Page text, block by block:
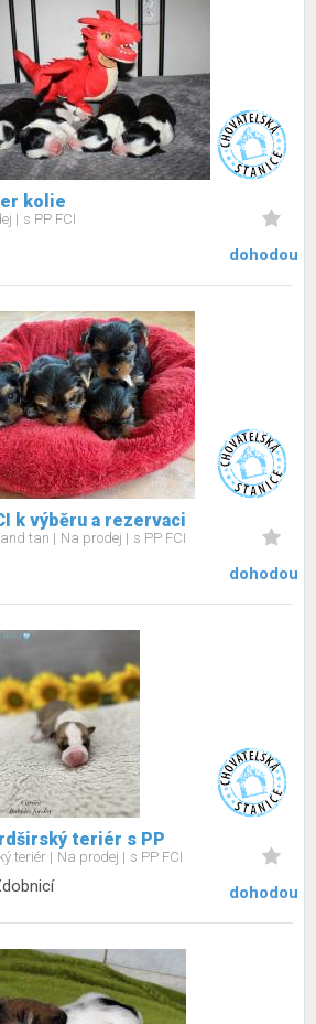
kolie
s PP FCI
dohodou
k výběru a rezervaci
tan Na prodej s PP FCI
dohodou
teriér s PP
teriér Na prodej s PP FCI
dohodou